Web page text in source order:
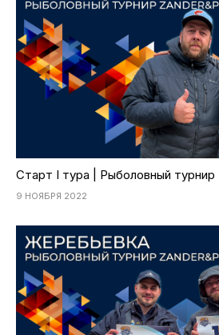
Старт I тура | Рыболовный турнир
9 НОЯБРЯ 2022